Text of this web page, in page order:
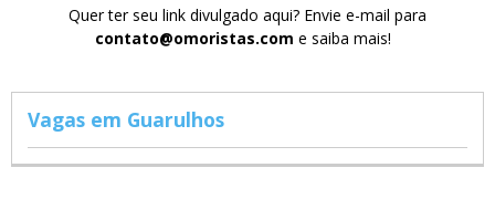
Quer ter seu link divulgado aqui? Envie e-mail para
contato@omoristas.com e saiba mais!
Vagas em Guarulhos